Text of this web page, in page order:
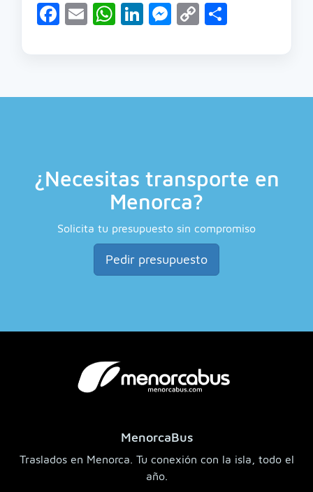
Facebook
EmailWhatsApp
LinkedIn
Messenger
Copy
¿Necesitas transporte en
Menorca?
Solicita tu presupuesto sin compromiso
Pedir presupuesto
MenorcaBus
Traslados en Menorca. Tu conexión con la isla, todo el
año.